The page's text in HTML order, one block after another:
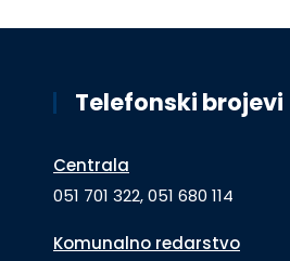
Telefonski brojevi
Centrala
051 701 322, 051 680 114
Komunalno redarstvo